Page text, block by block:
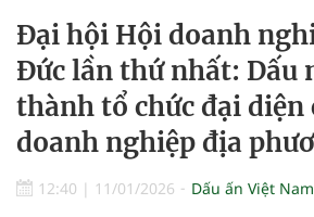
Đại hội Hội doanh
Đức lần thứ nhất: Dấu
thành tổ chức đại diện
doanh nghiệp địa
12:40 | 11/01/2026 Dấu ấn Việt Nam